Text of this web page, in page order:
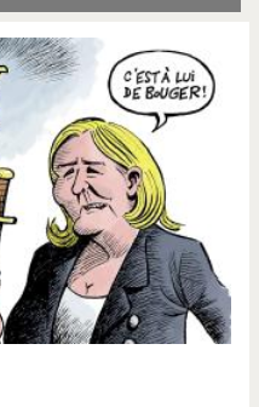
Crise grecque
Du printemps arabe à
l'hiver
Guerre en Syrie
Israël - Palestine
L'Iran tremble
La Corée du Nord: guerre ou